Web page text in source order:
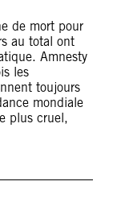
de mort pour
au total ont
Amnesty
les
toujours
mondiale
plus cruel,